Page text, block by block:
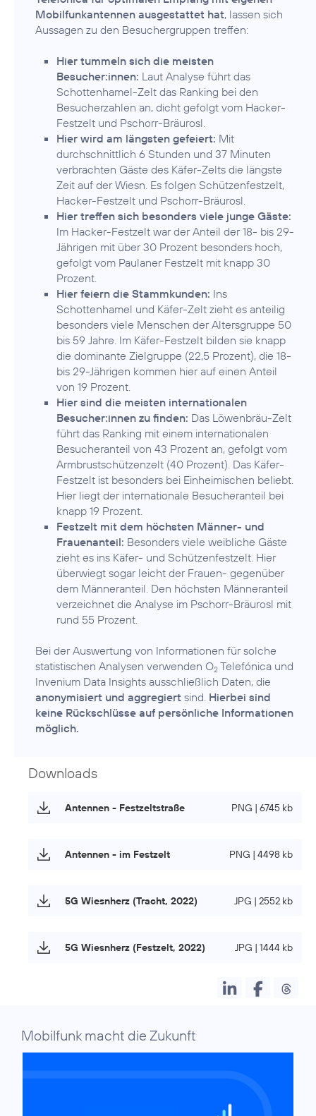
Mobilfunkantennen ausgestattet hat, lassen sich
Aussagen zu den Besuchergruppen treffen:
Hier tummeln sich die meisten
Besucher:innen: Laut Analyse führt das
Schottenhamel-Zelt das Ranking bei den
Besucherzahlen an, dicht gefolgt vom Hacker-
Festzelt und Pschorr-Bräurosl.
Hier wird am längsten gefeiert: Mit
durchschnittlich 6 Stunden und 37 Minuten
verbrachten Gäste des Käfer-Zelts die längste
Zeit auf der Wiesn. Es folgen Schützenfestzelt,
Hacker-Festzelt und Pschorr-Bräurosl.
Hier treffen sich besonders viele junge Gäste:
Im Hacker-Festzelt war der Anteil der 18- bis 29-
Jährigen mit über 30 Prozent besonders hoch,
gefolgt vom Paulaner Festzelt mit knapp 30
Prozent.
Hier feiern die Stammkunden: Ins
Schottenhamel und Käfer-Zelt zieht es anteilig
besonders viele Menschen der Altersgruppe 50
bis 59 Jahre. Im Käfer-Festzelt bilden sie knapp
die dominante Zielgruppe (22,5 Prozent), die 18-
bis 29-Jährigen kommen hier auf einen Anteil
von 19 Prozent.
Hier sind die meisten internationalen
Besucher:innen zu finden: Das Löwenbräu-Zelt
führt das Ranking mit einem internationalen
Besucheranteil von 43 Prozent an, gefolgt vom
Armbrustschützenzelt (40 Prozent). Das Käfer-
Festzelt ist besonders bei Einheimischen beliebt.
Hier liegt der internationale Besucheranteil bei
knapp 19 Prozent.
Festzelt mit dem höchsten Männer- und
Frauenanteil: Besonders viele weibliche Gäste
zieht es ins Käfer- und Schützenfestzelt. Hier
überwiegt sogar leicht der Frauen- gegenüber
dem Männeranteil. Den höchsten Männeranteil
verzeichnet die Analyse im Pschorr-Bräurosl mit
rund 55 Prozent.
Bei der Auswertung von Informationen für solche
statistischen Analysen verwenden O2 Telefónica und
Invenium Data Insights ausschließlich Daten, die
anonymisiert und aggregiert sind. Hierbei sind
keine Rückschlüsse auf persönliche Informationen
möglich.
Downloads
Antennen - Festzeltstraße PNG | 6745 kb
Antennen - im Festzelt PNG | 4498 kb
5G Wiesnherz (Tracht, 2022) JPG | 2552 kb
5G Wiesnherz (Festzelt, 2022) JPG | 1444 kb
Mobilfunk macht die Zukunft